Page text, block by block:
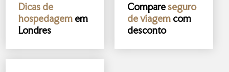
Dicas de
hospedagem em
Londres
Compareseguro
de viagem com
desconto